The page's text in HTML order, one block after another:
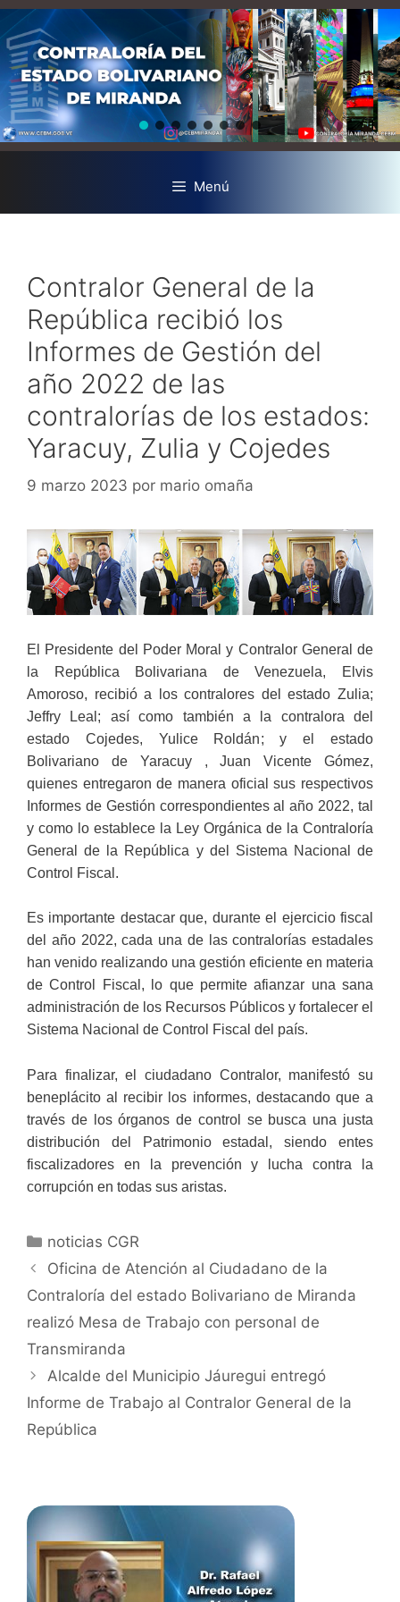
Menú
Contralor General de la
República recibió los
Informes de Gestión del
año 2022 de las
contralorías de los estados:
Yaracuy, Zulia y Cojedes
9 marzo 2023 por mario omaña
El Presidente del Poder Moral y Contralor General de
la República Bolivariana de Venezuela, Elvis
Amoroso, recibió a los contralores del estado Zulia;
Jeffry Leal; así como también a la contralora del
estado Cojedes, Yulice Roldán; y el estado
Bolivariano de Yaracuy , Juan Vicente Gómez,
quienes entregaron de manera oficial sus respectivos
Informes de Gestión correspondientes al año 2022, tal
y como lo establece la Ley Orgánica de la Contraloría
General de la República y del Sistema Nacional de
Control Fiscal.
Es importante destacar que, durante el ejercicio fiscal
del año 2022, cada una de las contralorías estadales
han venido realizando una gestión eficiente en materia
de Control Fiscal, lo que permite afianzar una sana
administración de los Recursos Públicos y fortalecer el
Sistema Nacional de Control Fiscal del país.
Para finalizar, el ciudadano Contralor, manifestó su
beneplácito al recibir los informes, destacando que a
través de los órganos de control se busca una justa
distribución del Patrimonio estadal, siendo entes
fiscalizadores en la prevención y lucha contra la
corrupción en todas sus aristas.
noticias CGR
Oficina de Atención al Ciudadano de la
Contraloría del estado Bolivariano de Miranda
realizó Mesa de Trabajo con personal de
Transmiranda
Alcalde del Municipio Jáuregui entregó
Informe de Trabajo al Contralor General de la
República